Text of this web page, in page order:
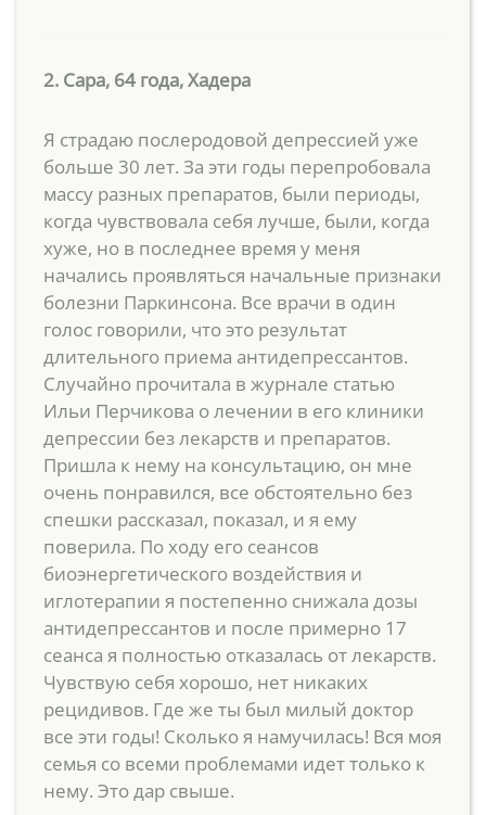
2. Сара, 64 года, Хадера
Я страдаю послеродовой депрессией уже
больше 30 лет. За эти годы перепробовала
массу разных препаратов, были периоды,
когда чувствовала себя лучше, были, когда
хуже, но в последнее время у меня
начались проявляться начальные признаки
болезни Паркинсона. Все врачи в один
голос говорили, что это результат
длительного приема антидепрессантов.
Случайно прочитала в журнале статью
Ильи Перчикова о лечении в его клиники
депрессии без лекарств и препаратов.
Пришла к нему на консультацию, он мне
очень понравился, все обстоятельно без
спешки рассказал, показал, и я ему
поверила. По ходу его сеансов
биоэнергетического воздействия и
иглотерапии я постепенно снижала дозы
антидепрессантов и после примерно 17
сеанса я полностью отказалась от лекарств.
Чувствую себя хорошо, нет никаких
рецидивов. Где же ты был милый доктор
все эти годы! Сколько я намучилась! Вся моя
семья со всеми проблемами идет только к
нему. Это дар свыше.